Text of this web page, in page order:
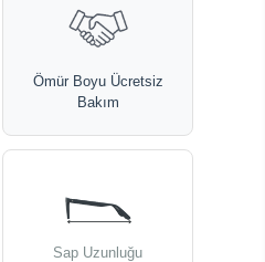
Ömür Boyu Ücretsiz
Bakım
Sap Uzunluğu